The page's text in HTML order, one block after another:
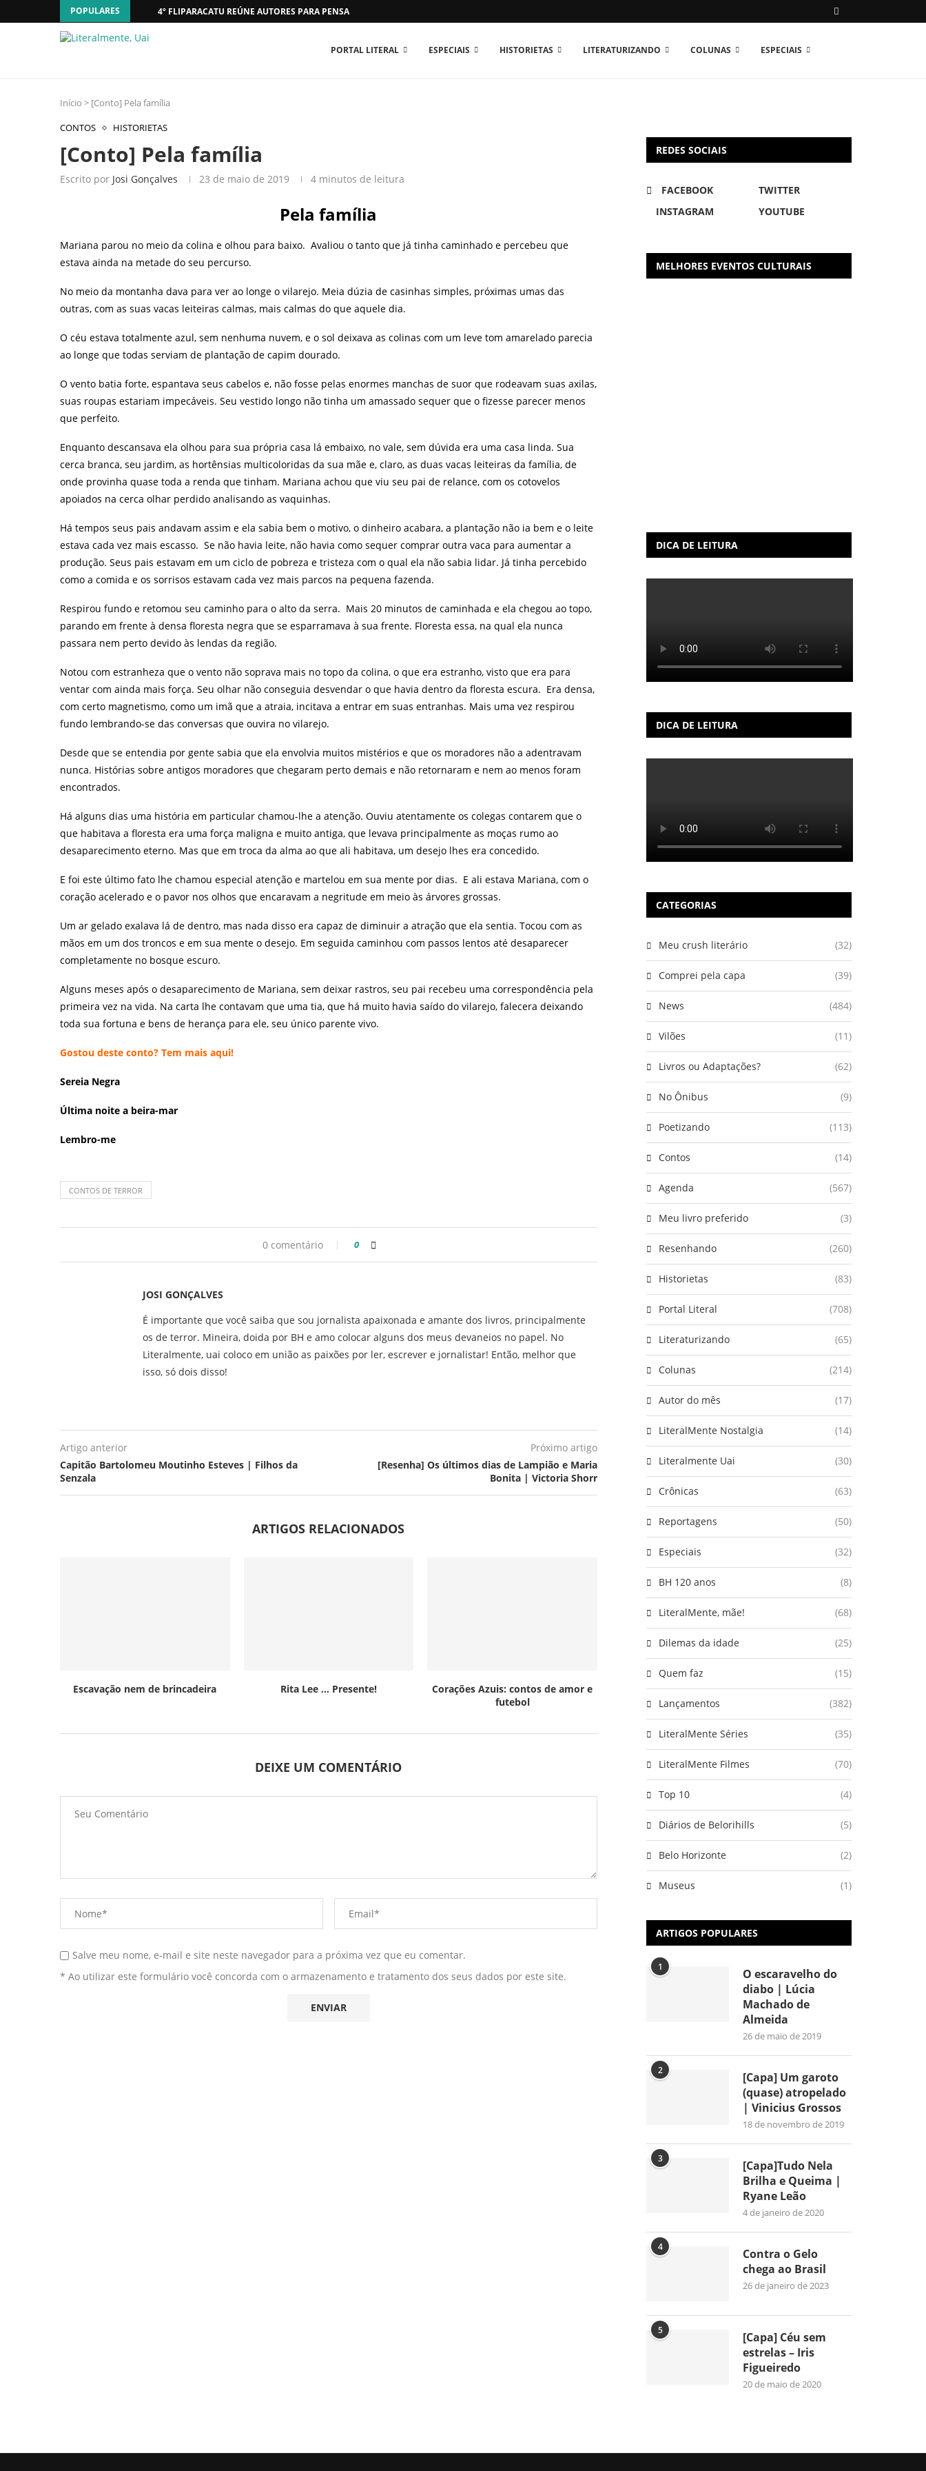
POPULARES 4º FLIPARACATU REÚNE AUTORES PARA PENSAR O MUNDO...
PORTAL LITERAL ESPECIAIS HISTORIETAS LITERATURIZANDO COLUNAS ESPECIAIS
Início > [Conto] Pela família
CONTOS
HISTORIETAS
[Conto] Pela família
Escrito por Josi Gonçalves 23 de maio de 2019 4 minutos de leitura
Pela família
Mariana parou no meio da colina e olhou para baixo. Avaliou o tanto que já tinha caminhado e percebeu que
estava ainda na metade do seu percurso.
No meio da montanha dava para ver ao longe o vilarejo. Meia dúzia de casinhas simples, próximas umas das
outras, com as suas vacas leiteiras calmas, mais calmas do que aquele dia.
O céu estava totalmente azul, sem nenhuma nuvem, e o sol deixava as colinas com um leve tom amarelado parecia
ao longe que todas serviam de plantação de capim dourado.
O vento batia forte, espantava seus cabelos e, não fosse pelas enormes manchas de suor que rodeavam suas axilas,
suas roupas estariam impecáveis. Seu vestido longo não tinha um amassado sequer que o fizesse parecer menos
que perfeito.
Enquanto descansava ela olhou para sua própria casa lá embaixo, no vale, sem dúvida era uma casa linda. Sua
cerca branca, seu jardim, as hortênsias multicoloridas da sua mãe e, claro, as duas vacas leiteiras da família, de
onde provinha quase toda a renda que tinham. Mariana achou que viu seu pai de relance, com os cotovelos
apoiados na cerca olhar perdido analisando as vaquinhas.
Há tempos seus pais andavam assim e ela sabia bem o motivo, o dinheiro acabara, a plantação não ia bem e o leite
estava cada vez mais escasso. Se não havia leite, não havia como sequer comprar outra vaca para aumentar a
produção. Seus pais estavam em um ciclo de pobreza e tristeza com o qual ela não sabia lidar. Já tinha percebido
como a comida e os sorrisos estavam cada vez mais parcos na pequena fazenda.
Respirou fundo e retomou seu caminho para o alto da serra. Mais 20 minutos de caminhada e ela chegou ao topo,
parando em frente à densa floresta negra que se esparramava à sua frente. Floresta essa, na qual ela nunca
passara nem perto devido às lendas da região.
Notou com estranheza que o vento não soprava mais no topo da colina, o que era estranho, visto que era para
ventar com ainda mais força. Seu olhar não conseguia desvendar o que havia dentro da floresta escura. Era densa,
com certo magnetismo, como um imã que a atraia, incitava a entrar em suas entranhas. Mais uma vez respirou
fundo lembrando-se das conversas que ouvira no vilarejo.
Desde que se entendia por gente sabia que ela envolvia muitos mistérios e que os moradores não a adentravam
nunca. Histórias sobre antigos moradores que chegaram perto demais e não retornaram e nem ao menos foram
encontrados.
Há alguns dias uma história em particular chamou-lhe a atenção. Ouviu atentamente os colegas contarem que o
que habitava a floresta era uma força maligna e muito antiga, que levava principalmente as moças rumo ao
desaparecimento eterno. Mas que em troca da alma ao que ali habitava, um desejo lhes era concedido.
E foi este último fato lhe chamou especial atenção e martelou em sua mente por dias. E ali estava Mariana, com o
coração acelerado e o pavor nos olhos que encaravam a negritude em meio às árvores grossas.
Um ar gelado exalava lá de dentro, mas nada disso era capaz de diminuir a atração que ela sentia. Tocou com as
mãos em um dos troncos e em sua mente o desejo. Em seguida caminhou com passos lentos até desaparecer
completamente no bosque escuro.
Alguns meses após o desaparecimento de Mariana, sem deixar rastros, seu pai recebeu uma correspondência pela
primeira vez na vida. Na carta lhe contavam que uma tia, que há muito havia saído do vilarejo, falecera deixando
toda sua fortuna e bens de herança para ele, seu único parente vivo.
Gostou deste conto? Tem mais aqui!
Sereia Negra
Última noite a beira-mar
Lembro-me
CONTOS DE TERROR
0 comentário 0
JOSI GONÇALVES
É importante que você saiba que sou jornalista apaixonada e amante dos livros, principalmente
os de terror. Mineira, doida por BH e amo colocar alguns dos meus devaneios no papel. No
Literalmente, uai coloco em união as paixões por ler, escrever e jornalistar! Então, melhor que
isso, só dois disso!
Artigo anterior
Capitão Bartolomeu Moutinho Esteves | Filhos da
Senzala
Próximo artigo
[Resenha] Os últimos dias de Lampião e Maria
Bonita | Victoria Shorr
ARTIGOS RELACIONADOS
Escavação nem de brincadeira Rita Lee … Presente!
Corações Azuis: contos de amor e
futebol
DEIXE UM COMENTÁRIO
Salve meu nome, e-mail e site neste navegador para a próxima vez que eu comentar.
* Ao utilizar este formulário você concorda com o armazenamento e tratamento dos seus dados por este site.
REDES SOCIAIS
FACEBOOK
TWITTER
INSTAGRAM
YOUTUBE
MELHORES EVENTOS CULTURAIS
DICA DE LEITURA
DICA DE LEITURA
CATEGORIAS
Meu crush literário (32)
Comprei pela capa (39)
News (484)
Vilões (11)
Livros ou Adaptações? (62)
No Ônibus (9)
Poetizando (113)
Contos (14)
Agenda (567)
Meu livro preferido (3)
Resenhando (260)
Historietas (83)
Portal Literal (708)
Literaturizando (65)
Colunas (214)
Autor do mês (17)
LiteralMente Nostalgia (14)
Literalmente Uai (30)
Crônicas (63)
Reportagens (50)
Especiais (32)
BH 120 anos (8)
LiteralMente, mãe! (68)
Dilemas da idade (25)
Quem faz (15)
Lançamentos (382)
LiteralMente Séries (35)
LiteralMente Filmes (70)
Top 10 (4)
Diários de Belorihills (5)
Belo Horizonte (2)
Museus (1)
ARTIGOS POPULARES
1
O escaravelho do
diabo | Lúcia
Machado de
Almeida
26 de maio de 2019
2
[Capa] Um garoto
(quase) atropelado
| Vinicius Grossos
18 de novembro de 2019
3
[Capa]Tudo Nela
Brilha e Queima |
Ryane Leão
4 de janeiro de 2020
4
Contra o Gelo
chega ao Brasil
26 de janeiro de 2023
5
[Capa] Céu sem
estrelas – Iris
Figueiredo
20 de maio de 2020